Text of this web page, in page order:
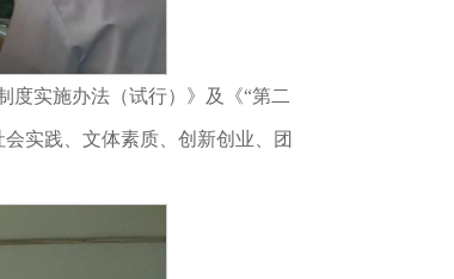
度实施办法（试行）》及《“第二
实践、文体素质、创新创业、团